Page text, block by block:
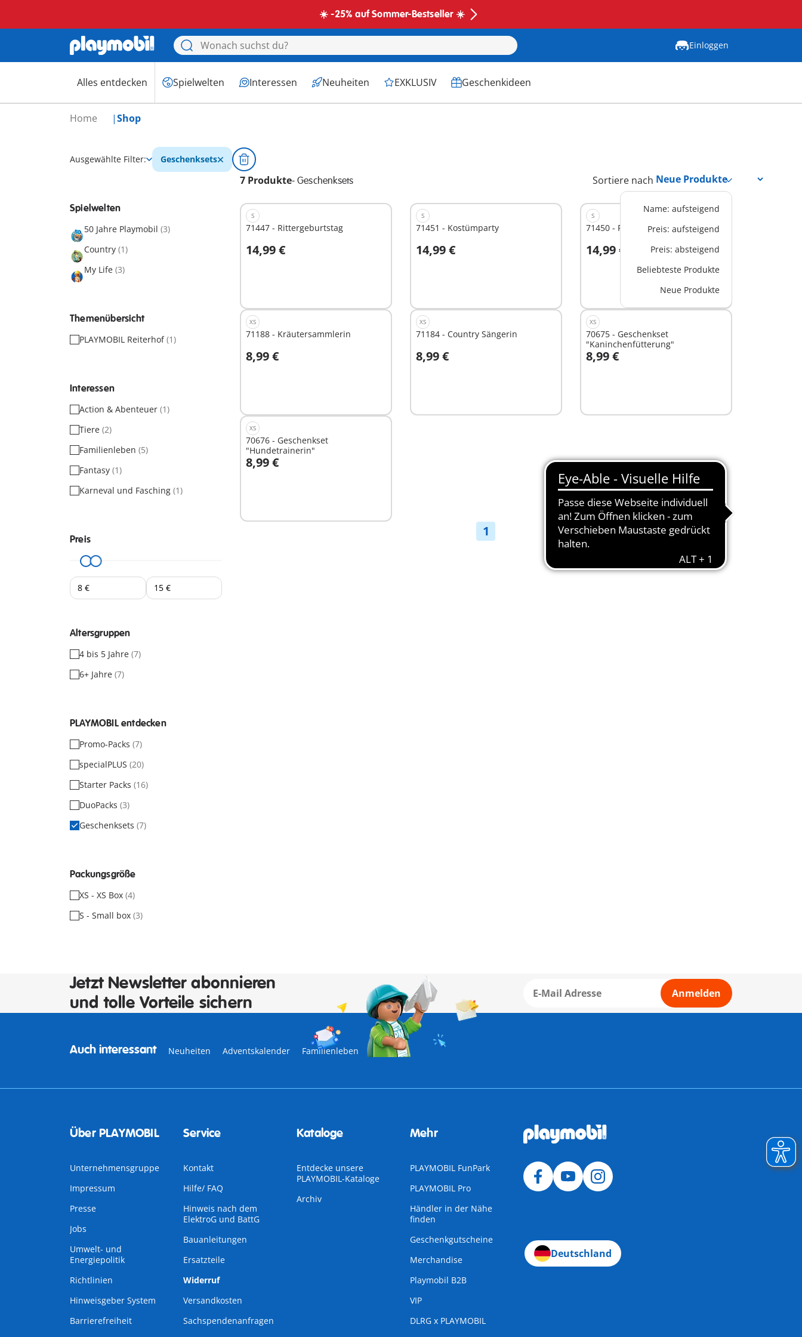
☀️ -25% auf Sommer-Bestseller ☀️
Einloggen
Alles entdecken Spielwelten Interessen Neuheiten EXKLUSIV Geschenkideen
Home Shop
Ausgewählte Filter: Geschenksets
7 Produkte- Geschenksets Sortiere nach
Name: aufsteigend
Preis: aufsteigend
Preis: absteigend
Beliebteste Produkte
Neue Produkte
Spielwelten
50 Jahre Playmobil (3)
Country (1)
My Life (3)
Themenübersicht
PLAYMOBIL Reiterhof(1)
Interessen
Action & Abenteuer (1)
Tiere (2)
Familienleben (5)
Fantasy (1)
Karneval und Fasching (1)
Preis
Altersgruppen
4 bis 5 Jahre (7)
6+ Jahre (7)
PLAYMOBIL entdecken
Promo-Packs (7)
specialPLUS (20)
Starter Packs (16)
DuoPacks (3)
Geschenksets (7)
Packungsgröße
XS - XS Box (4)
S - Small box (3)
S
71447 - Rittergeburtstag
14,99 €
S
71451 - Kostümparty
14,99 €
S
71450 - Forscher mit Robotern
14,99 €
XS
71188 - Kräutersammlerin
8,99 €
XS
71184 - Country Sängerin
8,99 €
XS
70675 - Geschenkset
"Kaninchenfütterung"
8,99 €
In den Warenkorb
XS
70676 - Geschenkset
"Hundetrainerin"
8,99 €
1
Jetzt Newsletter abonnieren
und tolle Vorteile sichern
Anmelden
Auch interessant Neuheiten Adventskalender Familienleben
Über PLAYMOBIL
Unternehmensgruppe
Impressum
Presse
Jobs
Umwelt- und
Energiepolitik
Richtlinien
Hinweisgeber System
Barrierefreiheit
Service
Kontakt
Hilfe/ FAQ
Hinweis nach dem
ElektroG und BattG
Bauanleitungen
Ersatzteile
Widerruf
Versandkosten
Sachspendenanfragen
Kataloge
Entdecke unsere
PLAYMOBIL-Kataloge
Archiv
Mehr
PLAYMOBIL FunPark
PLAYMOBIL Pro
Händler in der Nähe
finden
Geschenkgutscheine
Merchandise
Playmobil B2B
VIP
DLRG x PLAYMOBIL
Deutschland